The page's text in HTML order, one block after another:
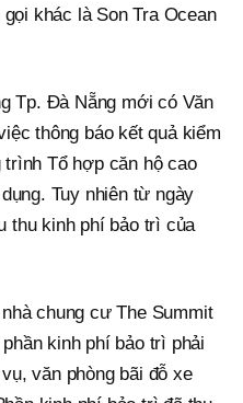
khác là Son Tra Ocean
Tp. Đà Nẵng mới có Văn
thông báo kết quả kiểm
Tổ hợp căn hộ cao
Tuy nhiên từ ngày
thu kinh phí bảo trì của
chung cư The Summit
kinh phí bảo trì phải
văn phòng bãi đỗ xe